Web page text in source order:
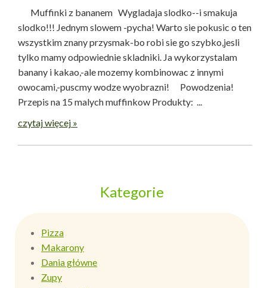
Muffinki z bananem Wygladaja slodko--i smakuja
slodko!!! Jednym slowem -pycha! Warto sie pokusic o ten
wszystkim znany przysmak-bo robi sie go szybko,jesli
tylko mamy odpowiednie skladniki. Ja wykorzystalam
banany i kakao,-ale mozemy kombinowac z innymi
owocami,-puscmy wodze wyobrazni! Powodzenia!
Przepis na 15 malych muffinkow Produkty: ...
czytaj więcej »
Kategorie
Pizza
Makarony
Dania główne
Zupy